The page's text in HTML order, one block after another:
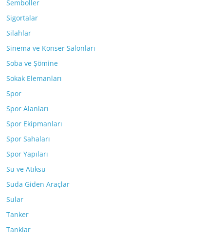
Semboller
Sigortalar
Silahlar
Sinema ve Konser Salonları
Soba ve Şömine
Sokak Elemanları
Spor
Spor Alanları
Spor Ekipmanları
Spor Sahaları
Spor Yapıları
Su ve Atıksu
Suda Giden Araçlar
Sular
Tanker
Tanklar